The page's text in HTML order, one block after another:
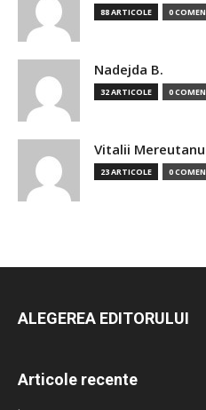
88 ARTICOLE 0
Nadejda B.
32 ARTICOLE 0
Vitalii Mereutanu
23 ARTICOLE 0
ALEGEREA EDITORULUI
Articole recente